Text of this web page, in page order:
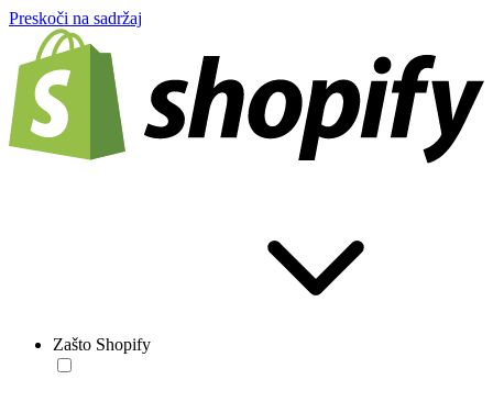
Preskoči na sadržaj
Zašto Shopify